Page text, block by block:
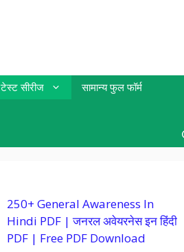
टेस्ट सीरीज
सामान्य फुल फॉर्म
250+ General Awareness In
Hindi PDF | जनरल अवेयरनेस इन हिंदी
PDF | Free PDF Download